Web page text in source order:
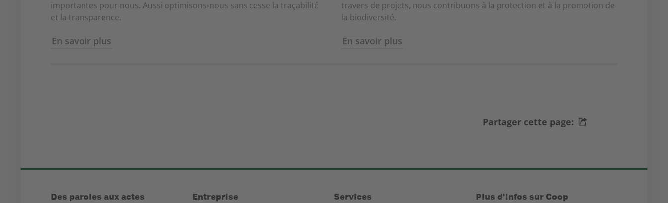
importantes pour nous. Aussi optimisons-nous sans cesse la traçabilité
et la transparence.
En savoir plus
travers de projets, nous contribuons à la protection et à la promotion de
la biodiversité.
En savoir plus
Partager cette page:
Des paroles aux actes Entreprise Services Plus d'infos sur Coop